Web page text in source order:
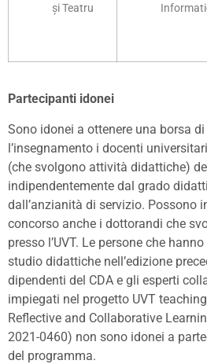
și Teatru
Partecipanti idonei
Sono idonei a ottenere una borsa
l’insegnamento i docenti
(che svolgono attività didattiche)
indipendentemente dal grado
dall’anzianità di servizio. Possono
concorso anche i dottorandi che
presso l’UVT. Le persone che
studio didattiche nell’edizione
dipendenti del CDA e gli esperti
impiegati nel progetto UVT
Reflective and Collaborative
2021-0460) non sono idonei a
del programma.